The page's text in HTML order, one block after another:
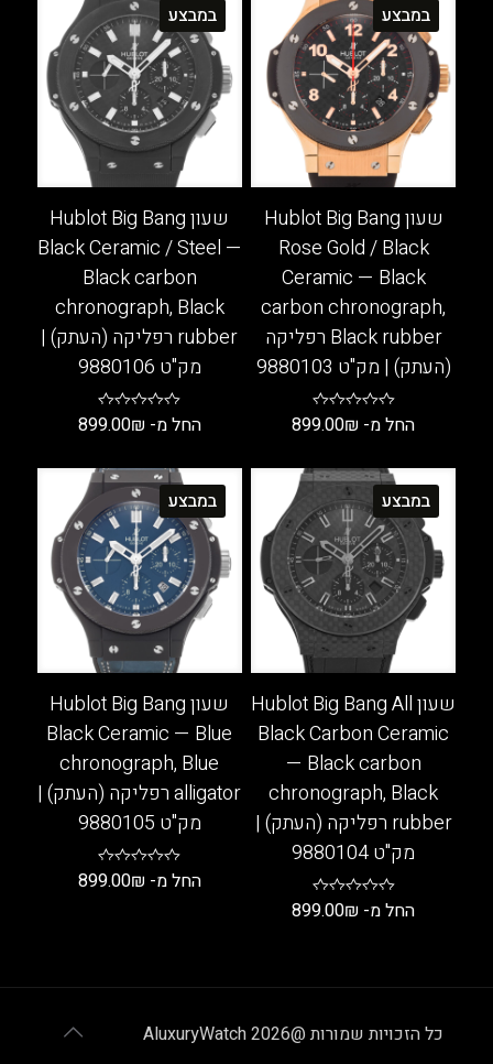
לבחור
את
האפשרויות
בעמוד
המוצר
ניתן
לבחור
את
האפשרויות
בעמוד
המוצר
במבצע
שעון Hublot Big Bang
Rose Gold / Black
Ceramic — Black
carbon chronograph,
Black rubber רפליקה
(העתק) | מק"ט 9880103
החל מ- 899.00₪
זה
יש
מספר
סוגים.
ניתן
לבחור
את
האפשרויות
בעמוד
המוצר
במבצע
שעון Hublot Big Bang
Black Ceramic / Steel —
Black carbon
chronograph, Black
rubber רפליקה (העתק) |
מק"ט 9880106
החל מ- 899.00₪
זה
יש
מספר
סוגים.
ניתן
לבחור
את
האפשרויות
בעמוד
המוצר
במבצע
שעון Hublot Big Bang All
Black Carbon Ceramic
— Black carbon
chronograph, Black
rubber רפליקה (העתק) |
מק"ט 9880104
החל מ- 899.00₪
יש
מספר
במבצע
שעון Hublot Big Bang
Black Ceramic — Blue
chronograph, Blue
alligator רפליקה (העתק) |
מק"ט 9880105
החל מ- 899.00₪
מספר
כל הזכויות שמורות @AluxuryWatch 2026